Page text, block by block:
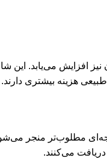
نیز افزایش می‌یابد. این
هزینه بیشتری دارند.
مطلوب‌تر منجر
می‌کنند.